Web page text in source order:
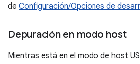
de Configuración/Opciones de
Depuración en modo host
Mientras está en el modo de host